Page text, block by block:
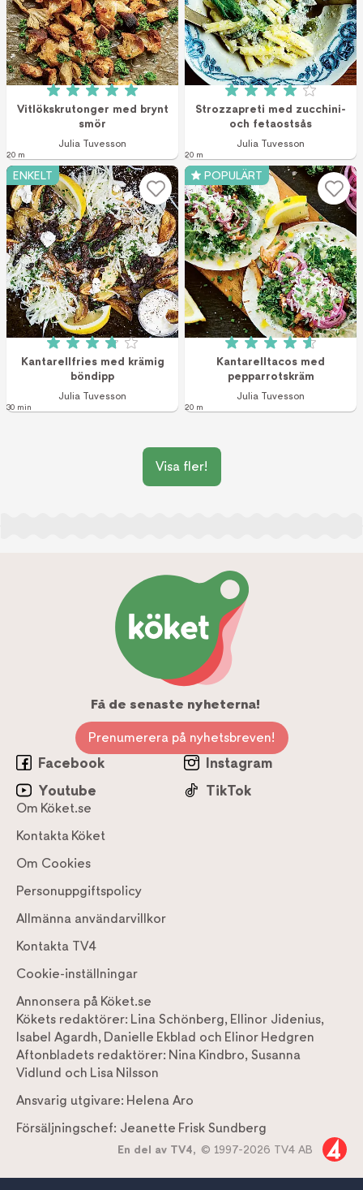
Betyg: 5 av 5 (2 röster)
Vitlökskrutonger med brynt
smör
Julia Tuvesson
20 m
Betyg: 4 av 5 (42
Strozzapreti med zucchini-
och fetaostsås
Julia Tuvesson
20 m
ENKELT
Betyg: 3.8 av 5 (17 röster)
Kantarellfries med krämig
böndipp
Julia Tuvesson
30 min
POPULÄRT
Betyg: 4.6 av 5
Kantarelltacos med
pepparrotskräm
Julia Tuvesson
20 m
Visa fler!
Få de senaste nyheterna!
Prenumerera på nyhetsbreven!
Facebook
Instagram
Youtube
TikTok
Om Köket.se
Kontakta Köket
Om Cookies
Personuppgiftspolicy
Allmänna användarvillkor
Kontakta TV4
Cookie-inställningar
Annonsera på Köket.se
Kökets redaktörer: Lina Schönberg, Ellinor Jidenius,
Isabel Agardh, Danielle Ekblad och Elinor Hedgren
Aftonbladets redaktörer: Nina Kindbro, Susanna
Vidlund och Lisa Nilsson
Ansvarig utgivare: Helena Aro
Försäljningschef: Jeanette Frisk Sundberg
En del av TV4, © 1997-2026 TV4 AB